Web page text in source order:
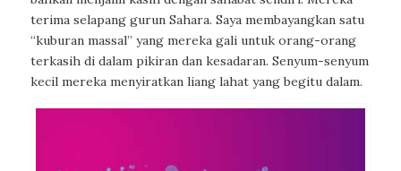
terima selapang gurun Sahara. Saya membayangkan satu
“kuburan massal” yang mereka gali untuk orang-orang
terkasih di dalam pikiran dan kesadaran. Senyum-senyum
kecil mereka menyiratkan liang lahat yang begitu dalam.